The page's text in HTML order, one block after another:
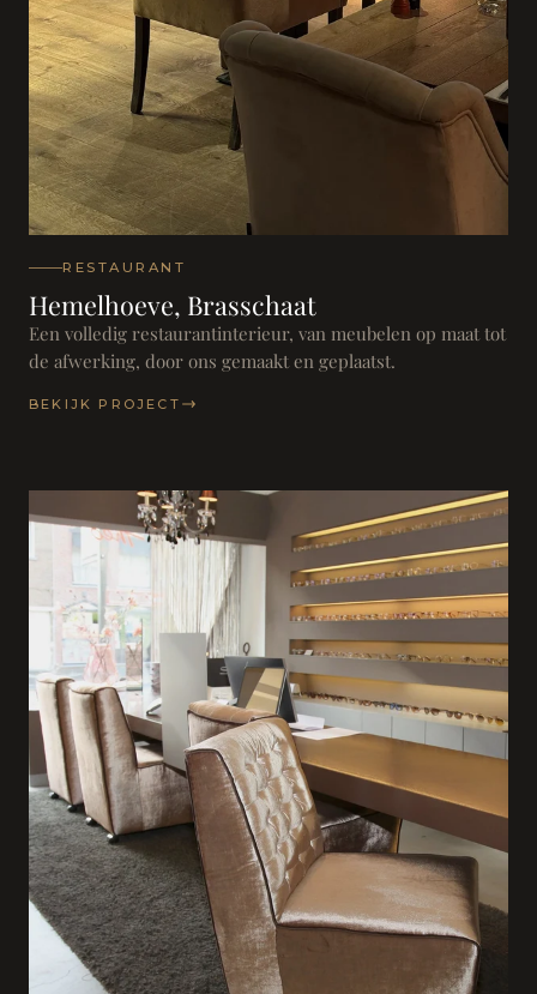
RESTAURANT
Hemelhoeve, Brasschaat
Een volledig restaurantinterieur, van meubelen op maat tot
de afwerking, door ons gemaakt en geplaatst.
BEKIJK PROJECT